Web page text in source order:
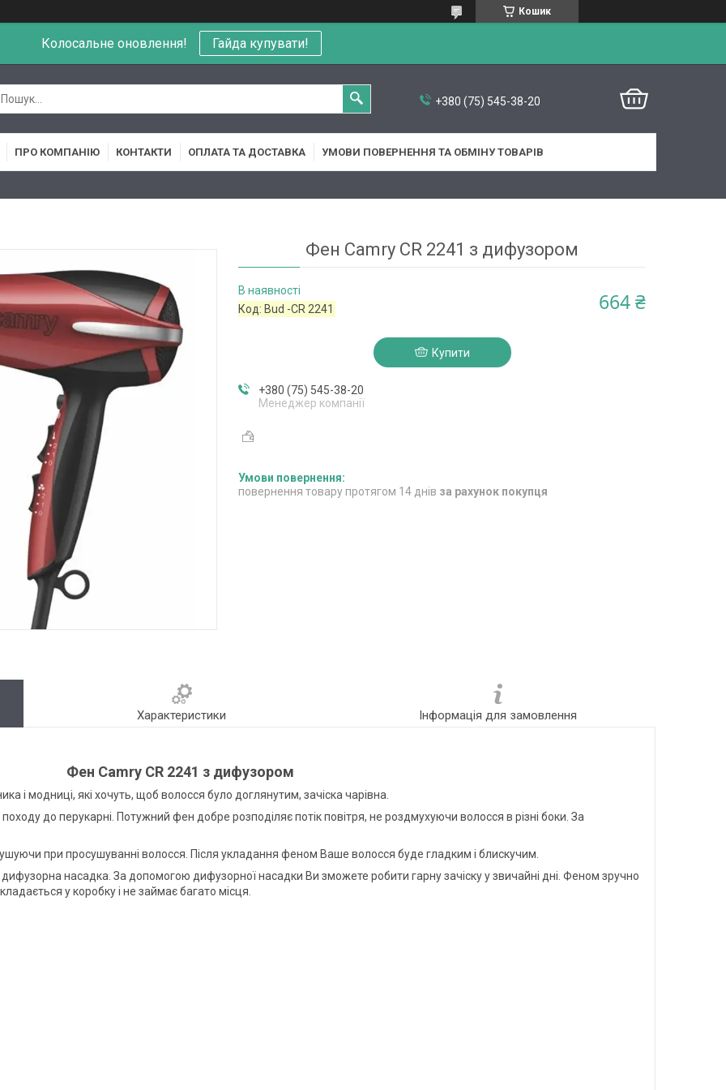
Кошик
Колосальне оновлення! Гайда купувати!
+380 (75) 545-38-20
ПРО КОМПАНІЮ КОНТАКТИ ОПЛАТА ТА ДОСТАВКА УМОВИ ПОВЕРНЕННЯ ТА ОБМІНУ ТОВАРІВ
Фен Camry CR 2241 з дифузором
В наявності
Код: Bud -CR 2241 664 ₴
Купити
+380 (75) 545-38-20
Менеджер компанії
повернення товару протягом 14 днів за рахунок покупця
Характеристики Інформація для замовлення
Фен Camry CR 2241 з дифузором
і модниці, які хочуть, щоб волосся було доглянутим, зачіска чарівна.
до перукарні. Потужний фен добре розподіляє потік повітря, не роздмухуючи волосся в різні боки. За
при просушуванні волосся. Після укладання феном Ваше волосся буде гладким і блискучим.
насадка. За допомогою дифузорної насадки Ви зможете робити гарну зачіску у звичайні дні. Феном зручно
у коробку і не займає багато місця.